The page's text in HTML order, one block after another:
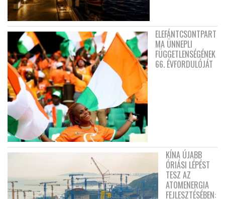
ELEFÁNTCSONTPART
MA ÜNNEPLI
FÜGGETLENSÉGÉNEK
66. ÉVFORDULÓJÁT
KÍNA ÚJABB
ÓRIÁSI LÉPÉST
TESZ AZ
ATOMENERGIA
FEJLESZTÉSÉBEN: